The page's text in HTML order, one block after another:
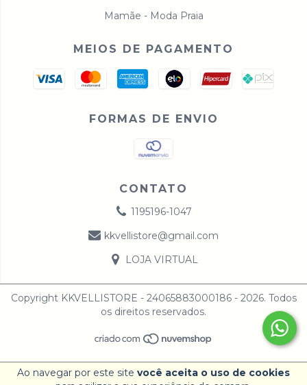
Ao navegar por este site você aceita o uso de cookies
Mamãe - Moda Praia
MEIOS DE PAGAMENTO
FORMAS DE ENVIO
CONTATO
1195196-1047
kkvellistore@gmail.com
LOJA VIRTUAL
Copyright KKVELLISTORE - 24065883000186 - 2026. Todos
os direitos reservados.